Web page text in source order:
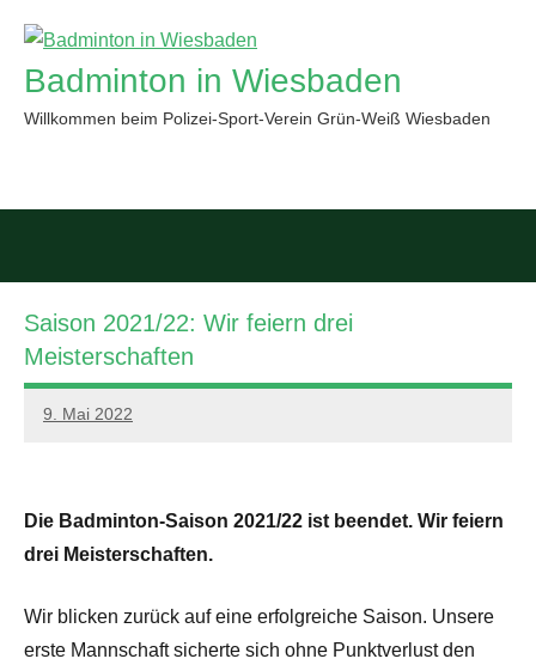
Inhalt
springen
Badminton in Wiesbaden
Willkommen beim Polizei-Sport-Verein Grün-Weiß Wiesbaden
Saison 2021/22: Wir feiern drei
Meisterschaften
9. Mai 2022
PSV
Die Badminton-Saison 2021/22 ist beendet. Wir feiern
drei Meisterschaften.
Wir blicken zurück auf eine erfolgreiche Saison. Unsere
erste Mannschaft sicherte sich ohne Punktverlust den